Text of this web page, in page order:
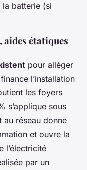
batterie (si
aides étatiques
pour alléger
l’installation
les foyers
s’applique sous
au réseau donne
et ouvre la
l’électricité
par un